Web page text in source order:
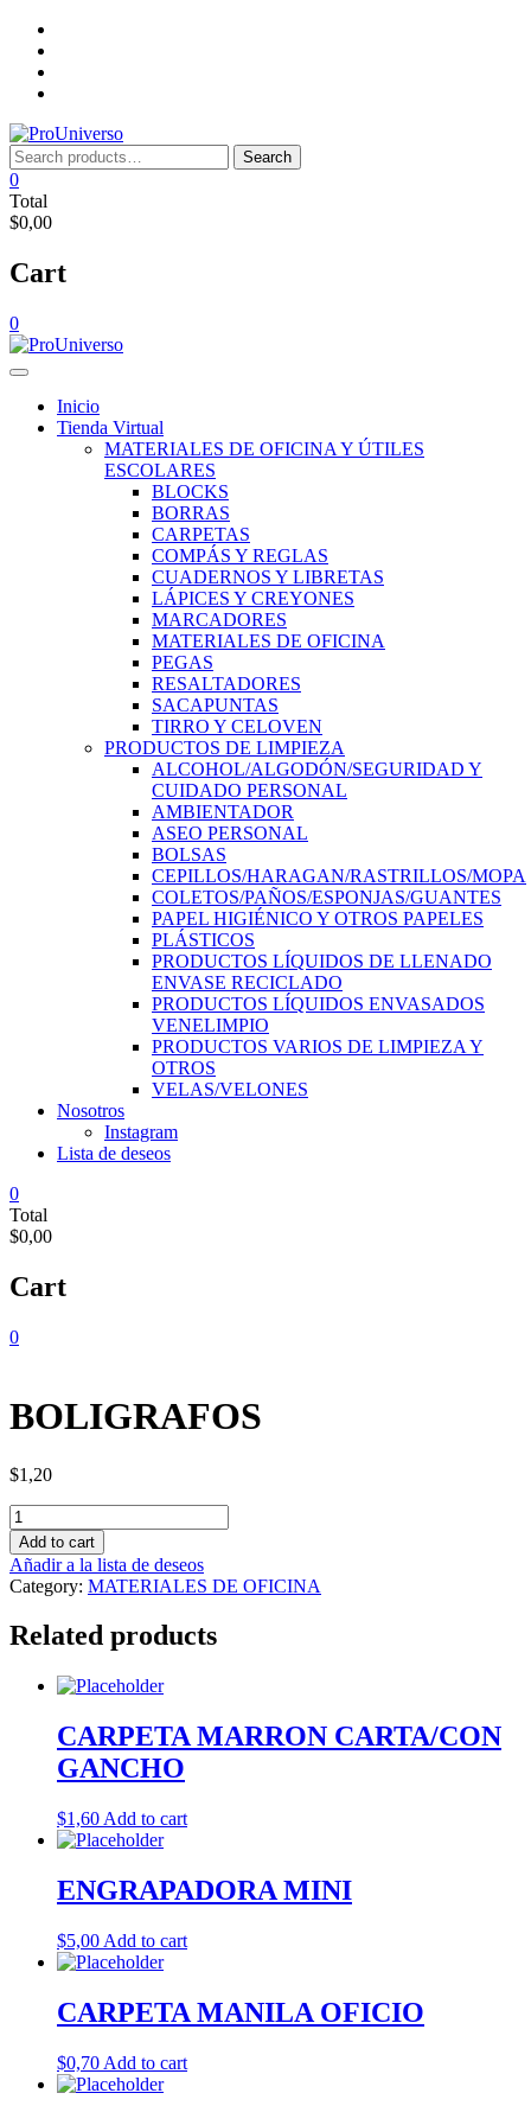
Saltar
contenido
deseos
Search
for:
Search
0
Total
$0,00
Cart
0
Inicio
Tienda Virtual
MATERIALES DE OFICINA Y ÚTILES
ESCOLARES
BLOCKS
BORRAS
CARPETAS
COMPÁS Y REGLAS
CUADERNOS Y LIBRETAS
LÁPICES Y CREYONES
MARCADORES
MATERIALES DE OFICINA
PEGAS
RESALTADORES
SACAPUNTAS
TIRRO Y CELOVEN
PRODUCTOS DE LIMPIEZA
ALCOHOL/ALGODÓN/SEGURIDAD Y
CUIDADO PERSONAL
AMBIENTADOR
ASEO PERSONAL
BOLSAS
CEPILLOS/HARAGAN/RASTRILLOS/MOPA
COLETOS/PAÑOS/ESPONJAS/GUANTES
PAPEL HIGIÉNICO Y OTROS PAPELES
PLÁSTICOS
PRODUCTOS LÍQUIDOS DE LLENADO
ENVASE RECICLADO
PRODUCTOS LÍQUIDOS ENVASADOS
VENELIMPIO
PRODUCTOS VARIOS DE LIMPIEZA Y
OTROS
VELAS/VELONES
Nosotros
Instagram
Lista de deseos
0
Total
$0,00
Cart
0
BOLIGRAFOS
$1,20
BOLIGRAFOS
quantity
Add to cart
Añadir a la lista de deseos
Category: MATERIALES DE OFICINA
Related products
CARPETA MARRON CARTA/CON
GANCHO
$1,60 Add to cart
ENGRAPADORA MINI
$5,00 Add to cart
CARPETA MANILA OFICIO
$0,70 Add to cart